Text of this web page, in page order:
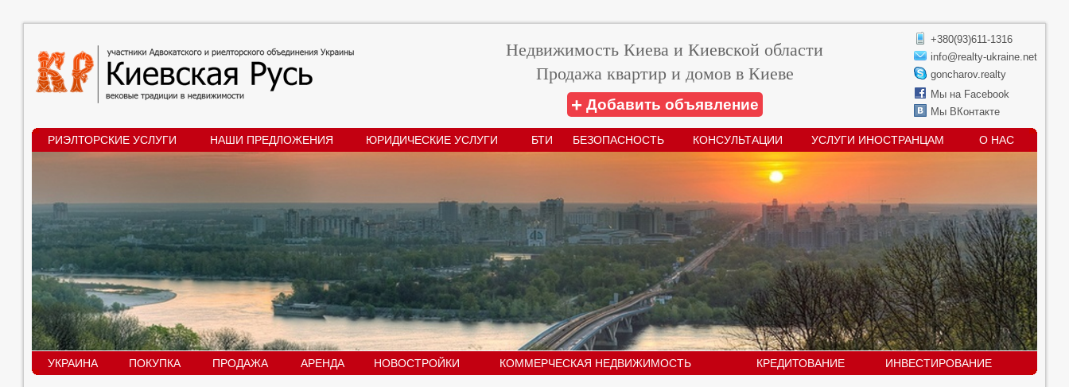
Недвижимость Киева и Киевской области
Продажа квартир и домов в Киеве
+ Добавить объявление
+380(93)611-1316
info@realty-ukraine.net
goncharov.realty
Мы на Facebook
Мы ВКонтакте
РИЭЛТОРСКИЕ УСЛУГИ НАШИ ПРЕДЛОЖЕНИЯ ЮРИДИЧЕСКИЕ УСЛУГИ БТИ БЕЗОПАСНОСТЬ КОНСУЛЬТАЦИИ УСЛУГИ ИНОСТРАНЦАМ О НАС
УКРАИНА ПОКУПКА ПРОДАЖА АРЕНДА НОВОСТРОЙКИ КОММЕРЧЕСКАЯ НЕДВИЖИМОСТЬ КРЕДИТОВАНИЕ ИНВЕСТИРОВАНИЕ